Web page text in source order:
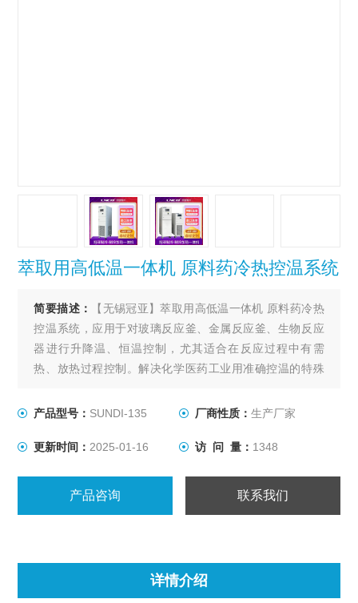
萃取用高低温一体机 原料药冷热控温系统
简要描述：
【无锡冠亚】萃取用高低温一体机 原料药冷热
控温系统，应用于对玻璃反应釜、金属反应釜、生物反应
器进行升降温、恒温控制，尤其适合在反应过程中有需
热、放热过程控制。解决化学医药工业用准确控温的特殊
程的加热及冷却、恒温系统。
产品型号： SUNDI-135 厂商性质： 生产厂家
更新时间： 2025-01-16 访 问 量： 1348
产品咨询 联系我们
详情介绍